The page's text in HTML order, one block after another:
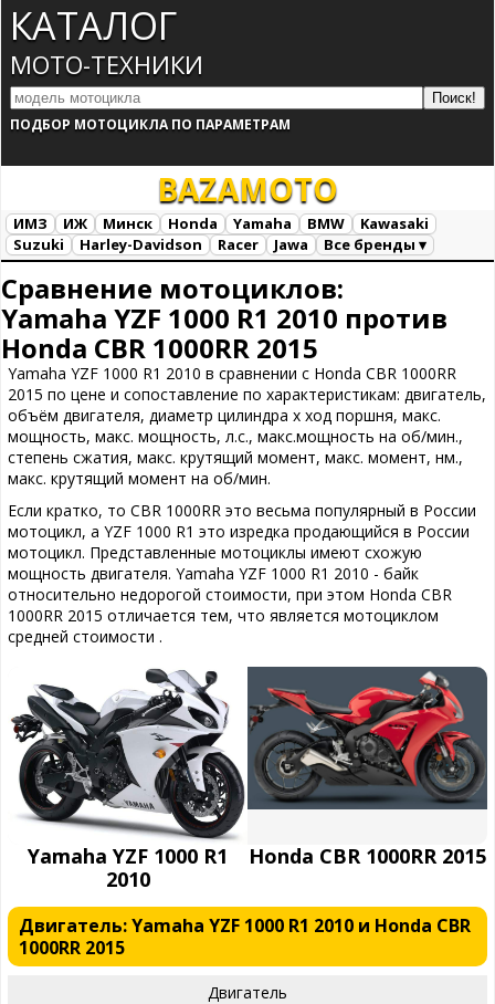
КАТАЛОГ
МОТО-ТЕХНИКИ
ПОДБОР МОТОЦИКЛА ПО ПАРАМЕТРАМ
BAZAMOTO
ИМЗ ИЖ Минск Honda Yamaha BMW
Kawasaki
Suzuki
Harley-Davidson Racer Jawa
Все бренды ▾
Сравнение мотоциклов:
Yamaha YZF 1000 R1 2010 против
Honda CBR 1000RR 2015
Yamaha YZF 1000 R1 2010 в сравнении с Honda CBR 1000RR
2015 по цене и сопоставление по характеристикам: двигатель,
объём двигателя, диаметр цилиндра х ход поршня, макс.
мощность, макс. мощность, л.с., макс.мощность на об/мин.,
степень сжатия, макс. крутящий момент, макс. момент, нм.,
макс. крутящий момент на об/мин.
Если кратко, то CBR 1000RR это весьма популярный в России
мотоцикл, а YZF 1000 R1 это изредка продающийся в России
мотоцикл. Представленные мотоциклы имеют схожую
мощность двигателя. Yamaha YZF 1000 R1 2010 - байк
относительно недорогой стоимости, при этом Honda CBR
1000RR 2015 отличается тем, что является мотоциклом
средней стоимости .
Yamaha YZF 1000 R1
2010
Honda CBR 1000RR 2015
Двигатель: Yamaha YZF 1000 R1 2010 и Honda CBR
1000RR 2015
Двигатель